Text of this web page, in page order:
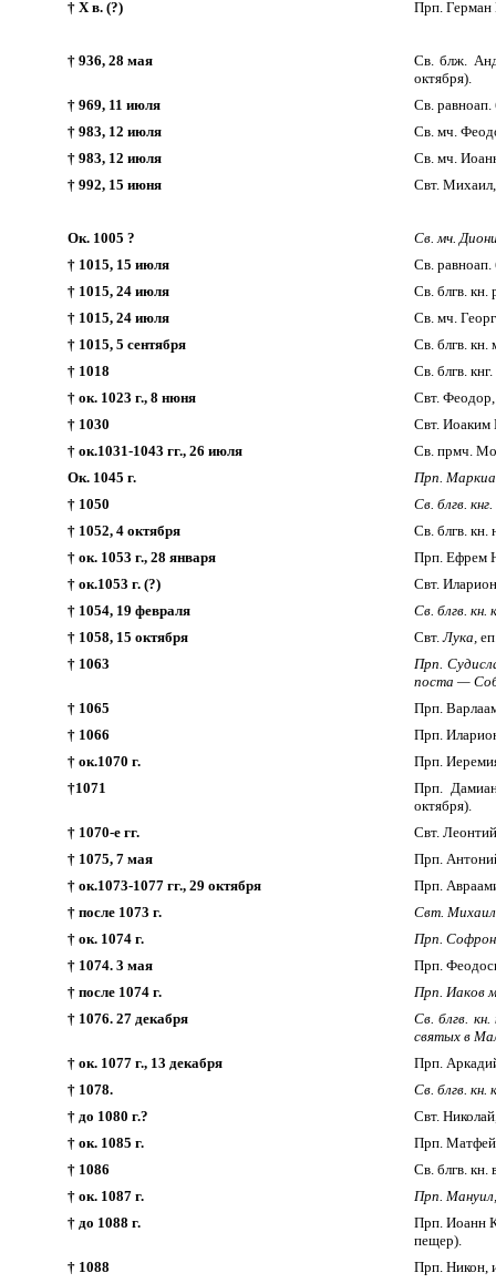
† Х в. (?)
Прп. Герман
† 936, 28 мая
Св. блж.
октября).
† 969, 11 июля
Св. равноап.
† 983, 12 июля
Св. мч.
† 983, 12 июля
Св. мч.
† 992, 15 июня
Свт. Михаил,
Ок. 1005 ?
Св. мч.
† 1015, 15 июля
Св. равноап.
† 1015, 24 июля
Св. блгв. кн.
† 1015, 24 июля
Св. мч.
† 1015, 5 сентября
Св. блгв. кн.
† 1018
Св. блгв.
† ок. 1023 г., 8 нюня
Свт. Феодор,
† 1030
Свт. Иоаким
† ок.1031-1043 гг., 26 июля
Св. прмч.
Ок. 1045 г.
Прп.
† 1050
Св. блгв.
† 1052, 4 октября
Св. блгв. кн.
† ок. 1053 г., 28 января
Прп. Ефрем
† ок.1053 г. (?)
Свт.
† 1054, 19 февраля
Св. блгв. кн.
† 1058, 15 октября
Свт.Лука,
† 1063
Прп.
поста —
† 1065
Прп.
† 1066
Прп.
† ок.1070 г.
Прп.
†1071
Прп.
октября).
† 1070-е гг.
Свт.
† 1075, 7 мая
Прп.
† ок.1073-1077 гг., 29 октября
Прп.
† после 1073 г.
Свт. Михаил,
† ок. 1074 г.
Прп.
† 1074. 3 мая
Прп.
† после 1074 г.
Прп. Иаков
† 1076. 27 декабря
Св. блгв.
святых в
† ок. 1077 г., 13 декабря
Прп.
† 1078.
Св. блгв. кн.
† до 1080 г.?
Свт.
† ок. 1085 г.
Прп. Матфей
† 1086
Св. блгв.
† ок. 1087 г.
Прп.
† до 1088 г.
Прп. Иоанн
пещер).
† 1088
Прп. Никон,